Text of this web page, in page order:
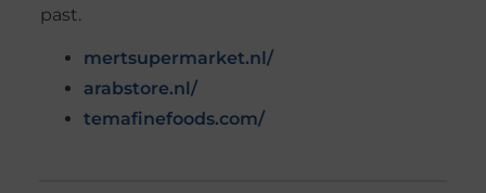
past.
mertsupermarket.nl/
arabstore.nl/
temafinefoods.com/